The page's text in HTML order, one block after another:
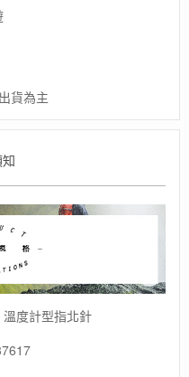
貨為主
度計型指北針